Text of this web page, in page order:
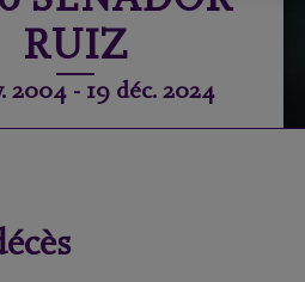
RUIZ
2004- 19 déc. 2024